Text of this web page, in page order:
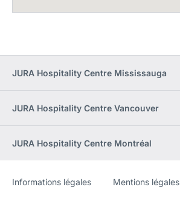
JURA Hospitality Centre Mississauga
JURA Hospitality Centre Vancouver
JURA Hospitality Centre Montréal
Site
[Website
Informations légales Mentions légales